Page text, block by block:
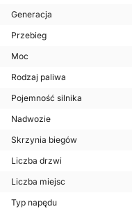
Generacja
Przebieg
Moc
Rodzaj paliwa
Pojemność silnika
Nadwozie
Skrzynia biegów
Liczba drzwi
Liczba miejsc
Typ napędu